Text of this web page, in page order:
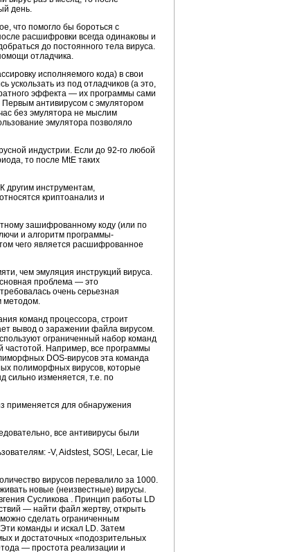
день.
что помогло бы бороться с
расшифровки всегда одинаковы и
до постоянного тела вируса.
отладчика.
исполняемого кода) в свои
ускользать из под отладчиков (а это,
эффекта — их программы сами
Первым антивирусом с эмулятором
без эмулятора не мыслим
эмулятора позволяло
индустрии. Если до 92-го любой
то после MtE таких
другим инструментам,
криптоанализ и
зашифрованному коду (или по
и алгоритм программы-
чего является расшифрованное
чем эмуляция инструкций вируса.
проблема — это
очень серьезная
методом.
команд процессора, строит
вывод о заражении файла вирусом.
ограниченный набор команд
частотой. Например, все программы
DOS-вирусов эта команда
полиморфных вирусов, которые
сильно изменяется, т.е. по
применяется для обнаружения
все антивирусы были
-V, Aidstest, SOS!, Lecar, Lie
вирусов перевалило за 1000.
новые (неизвестные) вирусы.
Сусликова . Принцип работы LD
— найти файл жертву, открыть
сделать ограниченным
команды и искал LD. Затем
и достаточных «подозрительных
— простота реализации и